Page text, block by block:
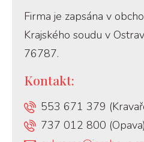
Firma je zapsána v
Krajského soudu v
76787.
Kontakt:
553 671 379
737 012 800 (Opava)